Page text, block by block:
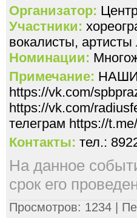
Организатор:
Участники:
вокалисты,
Номинации:
Примечание:
https://vk.com/
https://vk.com/
телеграм https://
Контакты: тел.:
На данное
срок его
Просмотров: 1234 |